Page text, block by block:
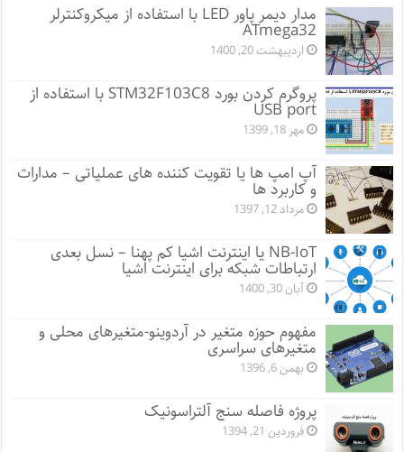
مدار دیمر پاور LED با استفاده از میکروکنترلر
ATmega32
اردیبهشت 20, 1400
پروگرم کردن بورد STM32F103C8 با استفاده از
USB port
مهر 18, 1399
آپ امپ ها یا تقویت کننده های عملیاتی – مدارات
و کاربرد ها
مرداد 12, 1397
NB-IoT یا اینترنت اشیا کم پهنا – نسل بعدی
ارتباطات شبکه برای اینترنت اشیا
آبان 30, 1400
مفهوم حوزه متغیر در آردوینو-متغیرهای محلی و
متغیرهای سراسری
بهمن 6, 1396
پروژه فاصله سنج آلتراسونیک
فروردین 21, 1394